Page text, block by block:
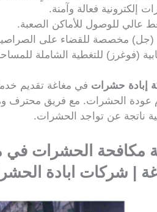
إلكترونية فعالة وآمنة.
عالي للوصول للأماكن الصعبة.
(جل) مخصصة للقضاء على
(فوغرز) للتغطية الشاملة
إبادة حشرات في مغاغة تقديم
الحشرات. مع فريق محترف
ناتجة عن تواجد الحشرات.
مكافحة الحشرات
| شركات ابادة